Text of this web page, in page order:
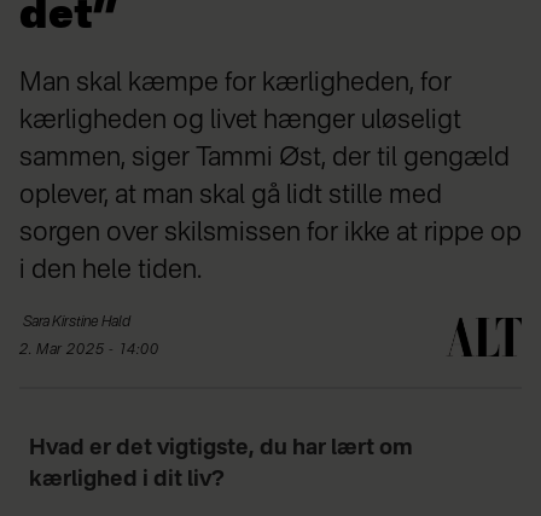
det”
Man skal kæmpe for kærligheden, for
kærligheden og livet hænger uløseligt
sammen, siger Tammi Øst, der til gengæld
oplever, at man skal gå lidt stille med
sorgen over skilsmissen for ikke at rippe op
i den hele tiden.
Sara Kirstine Hald
2. Mar 2025 - 14:00
Hvad er det vigtigste, du har lært om
kærlighed i dit liv?